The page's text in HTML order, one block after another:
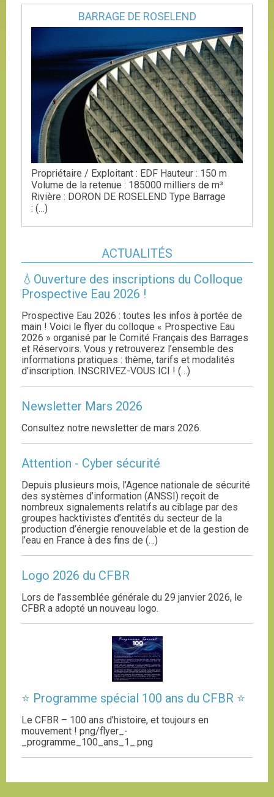
BARRAGE DE ROSELEND
Propriétaire / Exploitant : EDF Hauteur : 150 m
Volume de la retenue : 185000 milliers de m³
Rivière : DORON DE ROSELEND Type Barrage
: (…)
ACTUALITÉS
💧Ouverture des inscriptions du Colloque
Prospective Eau 2026 !
Prospective Eau 2026 : toutes les infos à portée de
main ! Voici le flyer du colloque « Prospective Eau
2026 » organisé par le Comité Français des Barrages
et Réservoirs. Vous y retrouverez l’ensemble des
informations pratiques : thème, tarifs et modalités
d’inscription. INSCRIVEZ-VOUS ICI ! (…)
Newsletter Mars 2026
Consultez notre newsletter de mars 2026.
Attention - Cyber sécurité
Depuis plusieurs mois, l’Agence nationale de sécurité
des systèmes d’information (ANSSI) reçoit de
nombreux signalements relatifs au ciblage par des
groupes hacktivistes d’entités du secteur de la
production d’énergie renouvelable et de la gestion de
l’eau en France à des fins de (…)
Logo 2026 du CFBR
Lors de l’assemblée générale du 29 janvier 2026, le
CFBR a adopté un nouveau logo.
⭐ Programme spécial 100 ans du CFBR ⭐
Le CFBR – 100 ans d’histoire, et toujours en
mouvement ! png/flyer_-
_programme_100_ans_1_.png